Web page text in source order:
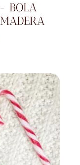
BOLA